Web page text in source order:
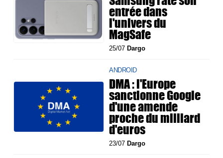
entrée dans
l'univers du
MagSafe
25/07 Dargo
ANDROID
DMA : l'Europe
sanctionne Google
d'une amende
proche du milliard
d'euros
23/07 Dargo